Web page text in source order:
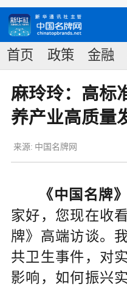
首页 政策 金融
麻玲玲：高标
养产业高质量
来源: 中国名牌网
《中国名牌
家好，您现在收
牌》高端访谈。
共卫生事件，对
影响，如何振兴